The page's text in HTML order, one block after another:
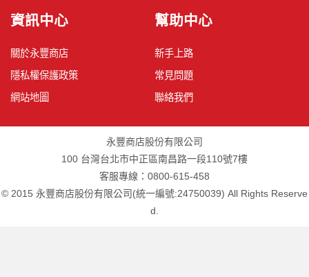
資訊中心
關於永豐商店
隱私權保護政策
網站地圖
幫助中心
新手上路
常見問題
聯絡我們
永豐商店股份有限公司
100 台灣台北市中正區南昌路一段110號7樓
客服專線：0800-615-458
© 2015 永豐商店股份有限公司(統一編號:24750039) All Rights Reserve
d.